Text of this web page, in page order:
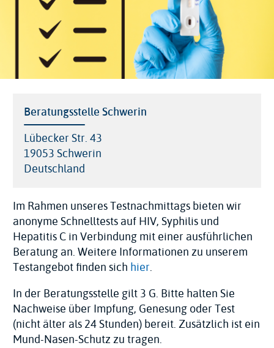
Veranstaltungsort
Beratungsstelle Schwerin
Adresse
Lübecker Str. 43
19053Schwerin
Deutschland
Im Rahmen unseres Testnachmittags bieten wir
anonyme Schnelltests auf HIV, Syphilis und
Hepatitis C in Verbindung mit einer ausführlichen
Beratung an. Weitere Informationen zu unserem
Testangebot finden sich hier.
In der Beratungsstelle gilt 3 G. Bitte halten Sie
Nachweise über Impfung, Genesung oder Test
(nicht älter als 24 Stunden) bereit. Zusätzlich ist ein
Mund-Nasen-Schutz zu tragen.